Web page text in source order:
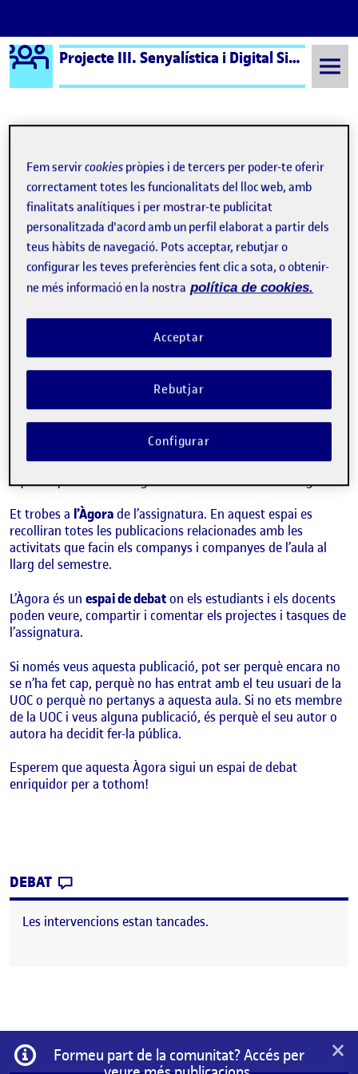
Saltar al contingut
Logo Ágora Projecte III. Senyalística i Digital Signage aula 1
Navegació d'entradesSegüent
Publicat perBenvinguts i benvingudes!
Data de publicació15 setembre, 2022 3:08 pm
Aquesta publicació s’ha generat automàticament a l’Àgora.
Et trobes a l’Àgora de l’assignatura. En aquest espai es
recolliran totes les publicacions relacionades amb les
activitats que facin els companys i companyes de l’aula al
llarg del semestre.
L’Àgora és un espai de debaton els estudiants i els docents
poden veure, compartir i comentar els projectes i tasques de
l’assignatura.
Si només veus aquesta publicació, pot ser perquè encara no
se n’ha fet cap, perquè no has entrat amb el teu usuari de la
UOC o perquè no pertanys a aquesta aula. Si no ets membre
de la UOC i veus alguna publicació, és perquè el seu autor o
autora ha decidit fer-la pública.
Esperem que aquesta Àgora sigui un espai de debat
enriquidor per a tothom!
DEBAT
Les intervencions estan tancades.
Informació
Formeu part de la comunitat? Accés per
×
Fem servircookies pròpies i de tercers per poder-te oferir
correctament totes les funcionalitats del lloc web, amb
finalitats analítiques i per mostrar-te publicitat
personalitzada d'acord amb un perfil elaborat a partir dels
teus hàbits de navegació. Pots acceptar, rebutjar o
configurar les teves preferències fent clic a sota, o obtenir-
ne més informació en la nostra política de cookies.
Rebutjar
Acceptar
Configurar